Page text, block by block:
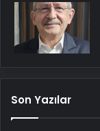
Son Yazılar